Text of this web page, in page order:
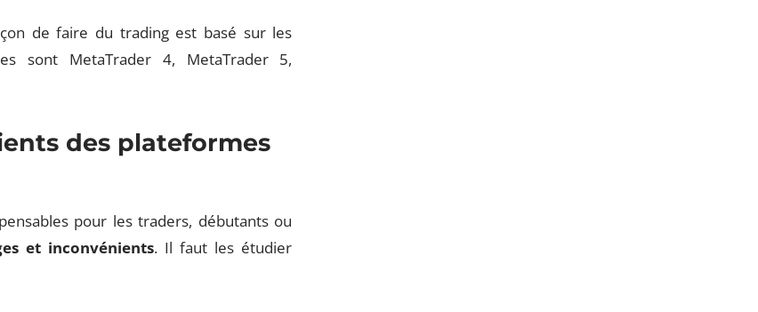
de faire du trading est basé sur les
sont MetaTrader 4, MetaTrader 5,
des plateformes
pour les traders, débutants ou
et inconvénients. Il faut les étudier